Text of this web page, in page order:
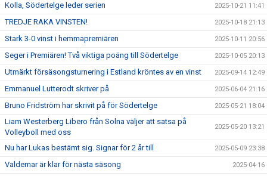
Kolla, Södertelge leder serien 2025-10-21 11:41
TREDJE RAKA VINSTEN! 2025-10-18 21:13
Stark 3-0 vinst i hemmapremiären 2025-10-11 20:56
Seger i Premiären! Två viktiga poäng till Södertelge 2025-10-05 20:13
Utmärkt försäsongsturnering i Estland kröntes av en vinst 2025-09-14 12:49
Emmanuel Lutterodt skriver på 2025-06-04 21:16
Bruno Fridström har skrivit på för Södertelge 2025-05-21 18:04
Liam Westerberg Libero från Solna väljer att satsa på
Volleyboll med oss
2025-05-20 13:21
Nu har Lukas bestämt sig. Signar för 2 år till 2025-05-09 23:38
Valdemar är klar för nästa säsong 2025-04-16